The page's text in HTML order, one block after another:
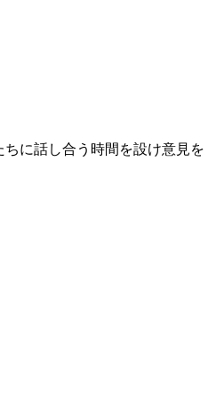
に話し合う時間を設け意見を